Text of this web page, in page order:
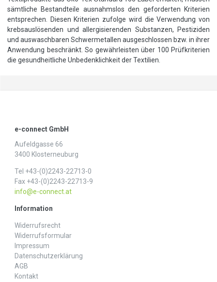
sämtliche Bestandteile ausnahmslos den geforderten Kriterien
entsprechen. Diesen Kriterien zufolge wird die Verwendung von
krebsauslösenden und allergisierenden Substanzen, Pestiziden
und auswaschbaren Schwermetallen ausgeschlossen bzw. in ihrer
Anwendung beschränkt. So gewährleisten über 100 Prüfkriterien
die gesundheitliche Unbedenklichkeit der Textilien.
e-connect GmbH
Aufeldgasse 66
3400 Klosterneuburg
Tel +43-(0)2243-22713-0
Fax +43-(0)2243-22713-9
info@e-connect.at
Information
Widerrufs­recht
Widerrufs­formular
Impressum
Daten­schutz­erklärung
AGB
Kontakt